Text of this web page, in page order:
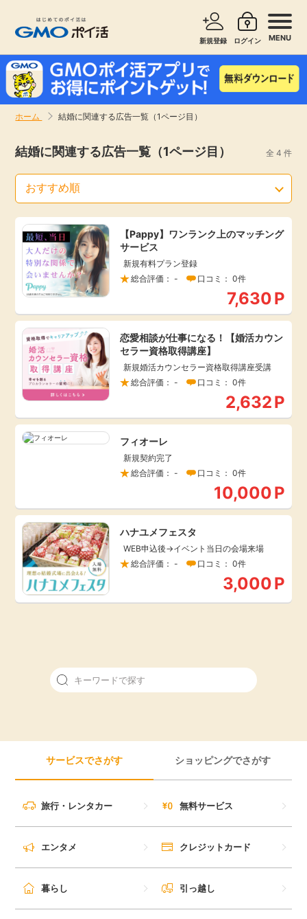
新規登録 ログイン MENU
ホーム 結婚に関連する広告一覧（1ページ目）
無料
即日還元
アンケート
ゲーム
買い物
お友達紹介
カード比較
特集一覧
ヘルプセンター
サービスで探す ショッピングで探す
旅行・レンタカー
無料サービス
エンタメ
クレジットカード
暮らし
引っ越し
買取・査定
学び
進学・教育
月額有料サービス
銀行・金融・投資
家計の固定費
結婚に関連する広告一覧（1ページ目） 全 4 件
【Pappy】ワンランク上のマッチング
サービス
新規有料プラン登録
総合評価： -
口コミ： 0件
7,630P
恋愛相談が仕事になる！【婚活カウン
セラー資格取得講座】
新規婚活カウンセラー資格取得講座受講
総合評価： -
口コミ： 0件
2,632P
フィオーレ
新規契約完了
総合評価： -
口コミ： 0件
10,000P
ハナユメフェスタ
WEB申込後→イベント当日の会場来場
総合評価： -
口コミ： 0件
3,000P
サービスでさがす ショッピングでさがす
旅行・レンタカー 無料サービス
エンタメ クレジットカード
暮らし 引っ越し